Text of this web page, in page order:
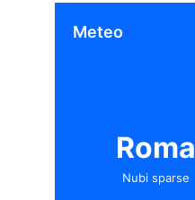
Meteo
Roma
Nubi sparse